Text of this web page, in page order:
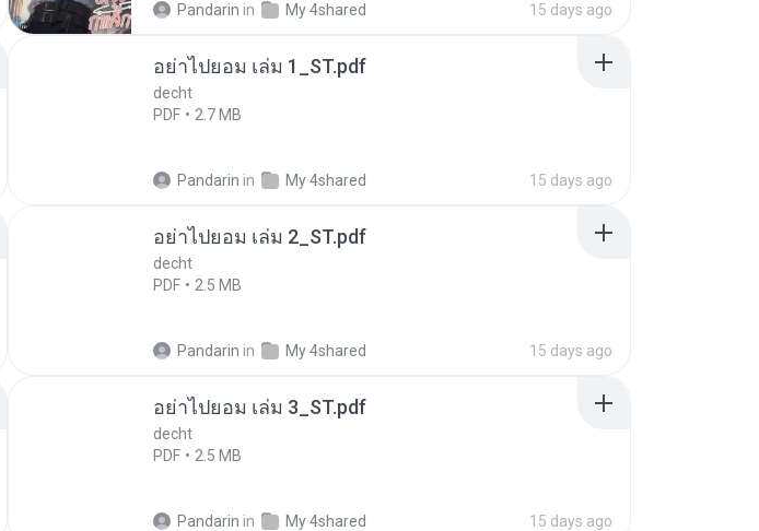
Pandarin in My 4shared 15 days ago
อย่าไปยอม เล่ม 1_ST.pdf
decht
PDF
2.7 MB
Pandarin in My 4shared 15 days ago
อย่าไปยอม เล่ม 2_ST.pdf
decht
PDF
2.5 MB
Pandarin in My 4shared 15 days ago
อย่าไปยอม เล่ม 3_ST.pdf
decht
PDF
2.5 MB
Pandarin in My 4shared 15 days ago